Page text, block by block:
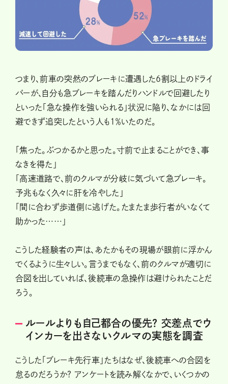
つまり、前車の突然のブレーキに遭遇した6割以上のドライ
バーが、自分も急ブレーキを踏んだりハンドルで回避したり
といった「急な操作を強いられる」状況に陥り、なかには回
避できず追突したという人も1％いたのだ。
「焦った。ぶつかるかと思った。寸前で止まることができ、事
なきを得た」
「高速道路で、前のクルマが分岐に気づいて急ブレーキ。
予兆もなく久々に肝を冷やした」
「間に合わず歩道側に逃げた。たまたま歩行者がいなくて
助かった……」
こうした経験者の声は、あたかもその現場が眼前に浮かん
でくるように生々しい。言うまでもなく、前のクルマが適切に
合図を出していれば、後続車の急操作は避けられたことだ
ろう。
ルールよりも自己都合の優先? 交差点でウ
インカーを出さないクルマの実態を調査
こうした「ブレーキ先行車」たちはなぜ、後続車への合図を
怠るのだろうか? アンケートを読み解くなかで、いくつかの